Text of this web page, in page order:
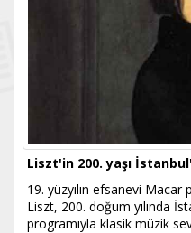
Liszt'in 200. yaşı
19. yüzyılın efsanevi
Liszt, 200. doğum yılında
programıyla klasik müzik